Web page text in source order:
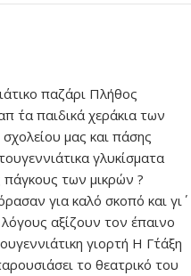
παζάρι Πλήθος
΄τα παιδικά χεράκια των
μας και πάσης
γλυκίσματα
πάγκους των μικρών ?
για καλό σκοπό και γι΄
αξίζουν τον έπαινο
γιορτή Η Γ΄τάξη
το θεατρικό του